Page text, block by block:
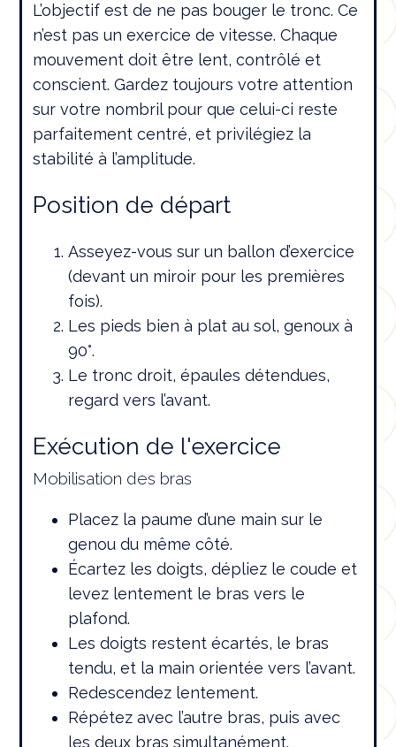
L’objectif est de ne pas bouger le tronc. Ce
n’est pas un exercice de vitesse. Chaque
mouvement doit être lent, contrôlé et
conscient. Gardez toujours votre attention
sur votre nombril pour que celui-ci reste
parfaitement centré, et privilégiez la
stabilité à l’amplitude.
Position de départ
Asseyez-vous sur un ballon d’exercice
(devant un miroir pour les premières
fois).
Les pieds bien à plat au sol, genoux à
90°.
Le tronc droit, épaules détendues,
regard vers l’avant.
Exécution de l'exercice
Mobilisation des bras
Placez la paume d’une main sur le
genou du même côté.
Écartez les doigts, dépliez le coude et
levez lentement le bras vers le
plafond.
Les doigts restent écartés, le bras
tendu, et la main orientée vers l’avant.
Redescendez lentement.
Répétez avec l’autre bras, puis avec
les deux bras simultanément.